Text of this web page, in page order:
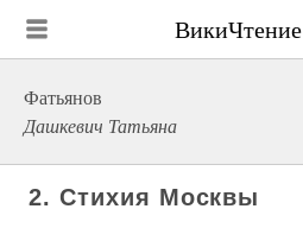
ВикиЧтение
Фатьянов
Дашкевич Татьяна
2. Стихия Москвы